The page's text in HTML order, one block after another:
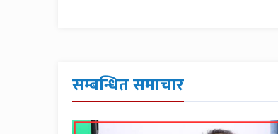
सम्बन्धित समाचार